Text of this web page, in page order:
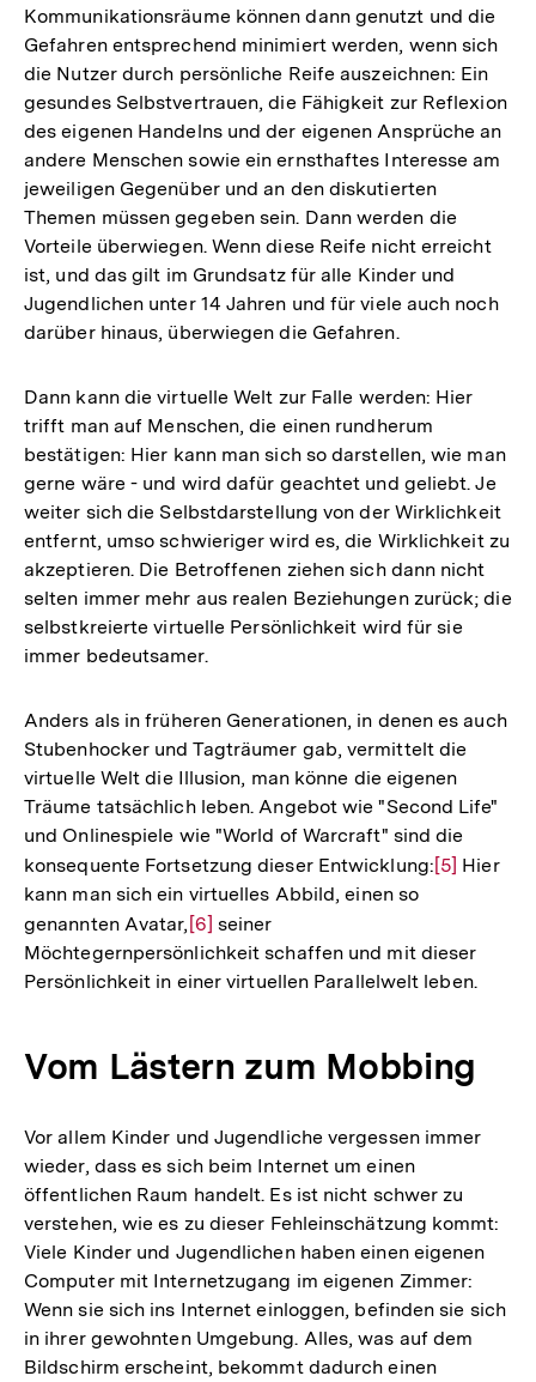
Kommunikationsräume können dann genutzt und die
Gefahren entsprechend minimiert werden, wenn sich
die Nutzer durch persönliche Reife auszeichnen: Ein
gesundes Selbstvertrauen, die Fähigkeit zur Reflexion
des eigenen Handelns und der eigenen Ansprüche an
andere Menschen sowie ein ernsthaftes Interesse am
jeweiligen Gegenüber und an den diskutierten
Themen müssen gegeben sein. Dann werden die
Vorteile überwiegen. Wenn diese Reife nicht erreicht
ist, und das gilt im Grundsatz für alle Kinder und
Jugendlichen unter 14 Jahren und für viele auch noch
darüber hinaus, überwiegen die Gefahren.
Dann kann die virtuelle Welt zur Falle werden: Hier
trifft man auf Menschen, die einen rundherum
bestätigen: Hier kann man sich so darstellen, wie man
gerne wäre - und wird dafür geachtet und geliebt. Je
weiter sich die Selbstdarstellung von der Wirklichkeit
entfernt, umso schwieriger wird es, die Wirklichkeit zu
akzeptieren. Die Betroffenen ziehen sich dann nicht
selten immer mehr aus realen Beziehungen zurück; die
selbstkreierte virtuelle Persönlichkeit wird für sie
immer bedeutsamer.
Anders als in früheren Generationen, in denen es auch
Stubenhocker und Tagträumer gab, vermittelt die
virtuelle Welt die Illusion, man könne die eigenen
Träume tatsächlich leben. Angebot wie "Second Life"
und Onlinespiele wie "World of Warcraft" sind die
konsequente Fortsetzung dieser Entwicklung:Zur
Fußnote
[5] Hier
kann man sich ein virtuelles Abbild, einen so
genannten Avatar, Zur
Auflösung
der
[6] seiner
Möchtegernpersönlichkeit schaffen und mit dieser
Persönlichkeit in einer virtuellen Parallelwelt leben.
Vom Lästern zum Mobbing
Vor allem Kinder und Jugendliche vergessen immer
wieder, dass es sich beim Internet um einen
öffentlichen Raum handelt. Es ist nicht schwer zu
verstehen, wie es zu dieser Fehleinschätzung kommt:
Viele Kinder und Jugendlichen haben einen eigenen
Computer mit Internetzugang im eigenen Zimmer:
Wenn sie sich ins Internet einloggen, befinden sie sich
in ihrer gewohnten Umgebung. Alles, was auf dem
Bildschirm erscheint, bekommt dadurch einen